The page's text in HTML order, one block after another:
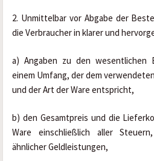
2. Unmittelbar vor Abgabe der
die Verbraucher in klarer und
a) Angaben zu den wesentlichen
einem Umfang, der dem
und der Art der Ware entspricht,
b) den Gesamtpreis und die
Ware einschließlich aller
ähnlicher Geldleistungen,